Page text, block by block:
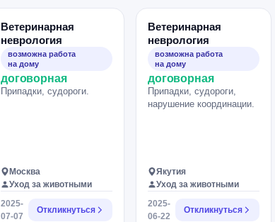
одним глазом перестала
Ветеринарная
неврология
возможна работа
на дому
договорная
Припадки, судороги.
Москва
Уход за животными
2025-
07-07
Откликнуться
Ветеринарная
неврология
возможна работа
на дому
договорная
Припадки, судороги,
нарушение координации.
Якутия
Уход за животными
2025-
06-22
Откликнуться